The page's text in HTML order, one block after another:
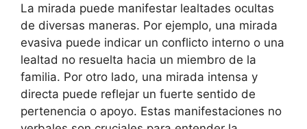
La mirada puede manifestar lealtades ocultas
de diversas maneras. Por ejemplo, una mirada
evasiva puede indicar un conflicto interno o una
lealtad no resuelta hacia un miembro de la
familia. Por otro lado, una mirada intensa y
directa puede reflejar un fuerte sentido de
pertenencia o apoyo. Estas manifestaciones no